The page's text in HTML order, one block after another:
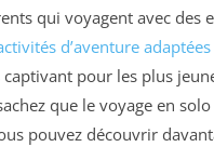
qui voyagent avec des
d’aventure adaptées
pour les plus
que le voyage en
pouvez découvrir